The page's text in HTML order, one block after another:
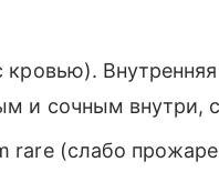
кровью).
и сочным внутри,
rare (слабо